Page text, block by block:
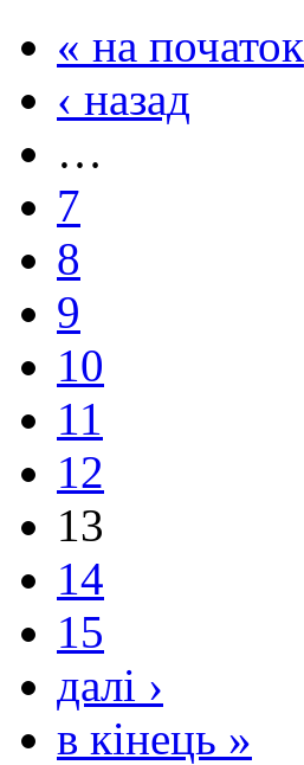
« на початок
‹ назад
…
7
8
9
10
11
12
13
14
15
далі ›
в кінець »